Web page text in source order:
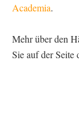
Academia.
Mehr über den
Sie auf der Seite